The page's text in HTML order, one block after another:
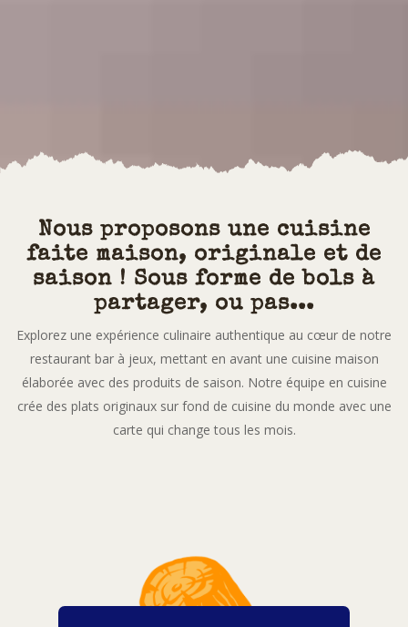
Nous proposons une cuisine
faite maison, originale et de
saison ! Sous forme de bols à
partager, ou pas...
Explorez une expérience culinaire authentique au cœur de notre
restaurant bar à jeux, mettant en avant une cuisine maison
élaborée avec des produits de saison. Notre équipe en cuisine
crée des plats originaux sur fond de cuisine du monde avec une
carte qui change tous les mois.